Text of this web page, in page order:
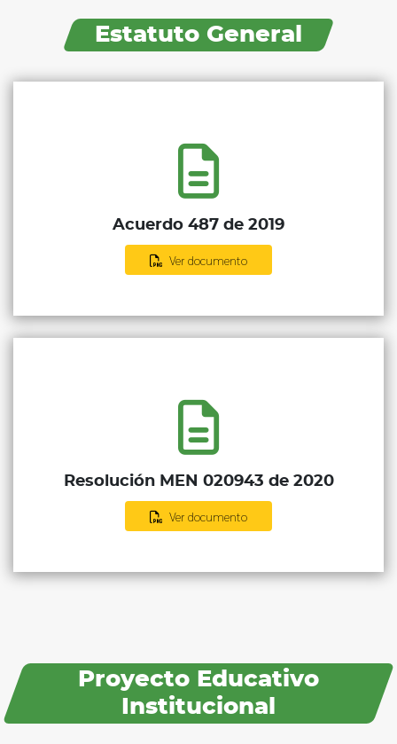
Estatuto General
Acuerdo 487 de 2019
Ver documento
Resolución MEN 020943 de 2020
Ver documento
Proyecto Educativo
Institucional